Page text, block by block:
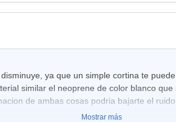
ya que un simple cortina te
similar el neoprene de color blanco
de ambas cosas podria bajarte el
Mostrar más